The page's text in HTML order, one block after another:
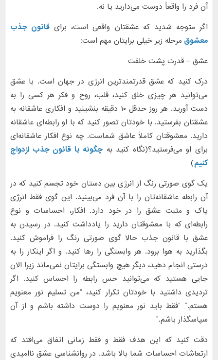
آن فرد را واقعاً دوست می‌دارید یا نه.
اگر متوجه شدید که عشقتان واقعی است، برای قانون جذب
معشوق مرحله زیر خیلی برایتان مهم است:
عشق – قدرت پشت خلقت
درک کنید که عشق قدرتمندترین انرژی در جهان است. با عشق
می‌توانید هر چیزی خلق کنید، قلب، روح و فکر هر کسی را به
دست آورید. هر روز حدقل ۱۰ دقیقه بنشینید و افکاری عاشقانه به
عشقتان بفرستید. با خودتان تصور کنید که با او رابطه‌ای عاشقانه
دارید. معشوقتان کاملاً عاشق شماست. چه نوع افکار عاشقانه‌ای
برای او می‌فرستید؟(نگاه کنید به چگونه با قانون جذب ازدواج
کنیم)
یک گوی صورتی رنگ از انرژی بین دستان خود تجسم کنید که در
آن رابطه عاشقانه‌تان را با آن فرد می‌بینید. این گوی فقط انرژی
پاک و مثبت عشق را در خود دارد. افکار، احساسات و نوع
رابطه‌ای که با معشوقتان دارید را یادداشت کنید. در رسیدن به
عشق با قانون جذب حالا گوی صورتی رنگ را فراموش کنید.
بگذارید به هوا برود. هر وابستگی را رها کنید. و اگر اینکار را به
درستی انجام دهید، دیگر هیچ وابستگی برایتان نمی‌ماند زیرا الان
جایی هستید که می‌توانید حس رابطه را احساس کنید. اگر
تردیدی داشتید با خودتان تکرار کنید، “من تسلیم نور معنویم
هستم.” “فقط باید نور معنویم را دوست داشته باشم و از آن
سپاسگذار باشم.”
دقت کنید که این هدف فقط و فقط زمانی اتفاق می‌افتد که
ارتعاشات احساسات شما بالا باشد. در روانشناسی عشق ناامیدی